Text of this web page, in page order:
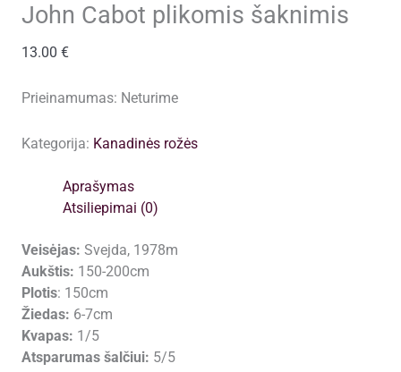
John Cabot plikomis šaknimis
13.00 €
Prieinamumas: Neturime
Kategorija: Kanadinės rožės
Aprašymas
Atsiliepimai (0)
Veisėjas: Svejda, 1978m
Aukštis: 150-200cm
Plotis: 150cm
Žiedas: 6-7cm
Kvapas: 1/5
Atsparumas šalčiui: 5/5